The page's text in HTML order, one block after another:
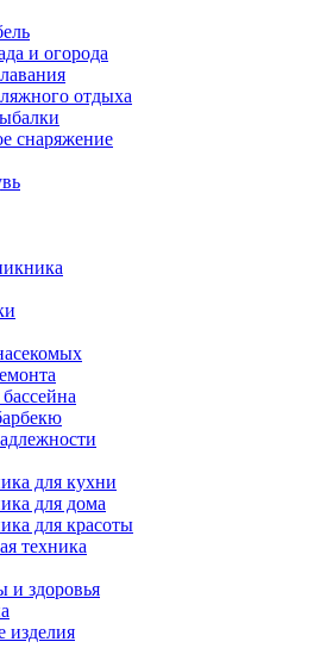
и огорода
отдыха
снаряжение
для кухни
для дома
для красоты
техника
и здоровья
изделия